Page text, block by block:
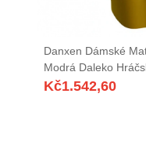
Danxen Dámské
Modrá Daleko
Kč1.542,60